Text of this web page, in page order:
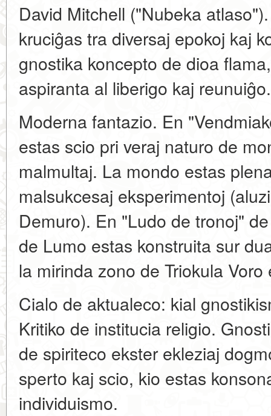
David Mitchell ("Nubeka
kruciĝas tra diversaj epokoj kaj
gnostika koncepto de dioa
aspiranta al liberigo kaj reunuiĝo.
Moderna fantazio. En
estas scio pri veraj naturo de
malmultaj. La mondo estas
malsukcesaj eksperimentoj
Demuro). En "Ludo de tronoj"
de Lumo estas konstruita sur
la mirinda zono de Triokula
Cialo de aktualeco: kial
Kritiko de institucia religio.
de spiriteco ekster ekleziaj
sperto kaj scio, kio estas
individuismo.